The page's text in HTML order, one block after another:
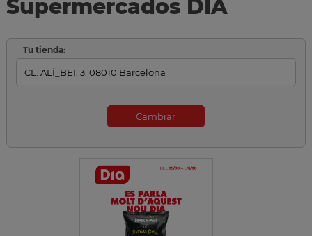
Supermercados DIA
Tu tienda:
Cambiar